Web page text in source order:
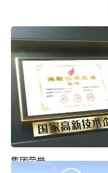
集团荣誉